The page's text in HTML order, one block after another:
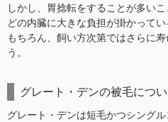
しかし、胃捻転をすることが多い
どの内臓に大きな負担が掛かってい
もちろん、飼い方次第ではさらに
う。
グレート・デンの被毛につ
グレート・デンは短毛かつシング